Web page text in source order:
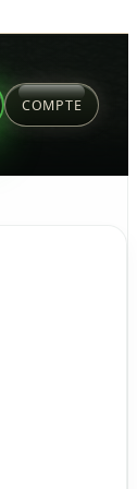
COMPTE